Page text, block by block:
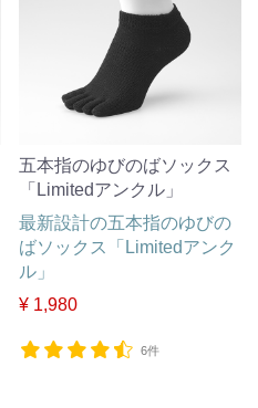
五本指のゆびのばソックス
「Limitedアンクル」
最新設計の五本指のゆびの
ばソックス「Limitedアンク
ル」
¥ 1,980
6件